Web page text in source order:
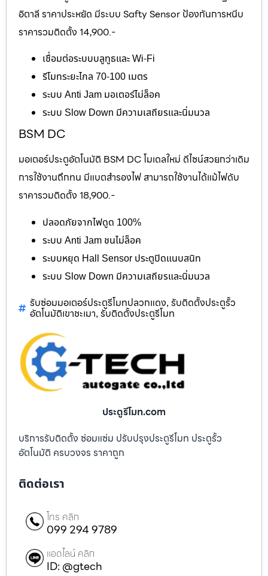
อิตาลี ราคาประหยัด มีระบบ Safty Sensor ป้องกันการหนีบ
ราคารวมติดตั้ง 14,900.-
เชื่อมต่อระบบบลูทูธและ Wi-Fi
รีโมทระยะไกล 70-100 เมตร
ระบบ Anti Jam มอเตอร์ไม่ล็อค
ระบบ Slow Down มีความเสถียรและนิ่มนวล
BSM DC
มอเตอร์ประตูอัตโนมัติ BSM DC โมเดลใหม่ ดีไซน์สวยกว่าเดิม
การใช้งานถึกทน มีแบตสำรองไฟ สามารถใช้งานได้แม้ไฟดับ
ราคารวมติดตั้ง 18,900.-
ปลอดภัยจากไฟดูด 100%
ระบบ Anti Jam ชนไม่ล็อค
ระบบหยุด Hall Sensor ประตูปิดแนบสนิท
ระบบ Slow Down มีความเสถียรและนิ่มนวล
รับซ่อมมอเตอร์ประตูรีโมทปลวกแดง, รับติดตั้งประตูรั้ว
อัตโนมัติเขาชะเมา, รับติดตั้งประตูรีโมท
ประตูรีโมท.com
บริการรับติดตั้ง ซ่อมแซ่ม ปรับปรุงประตูรีโมท ประตูรั้ว
อัตโนมัติ ครบวงจร ราคาถูก
ติดต่อเรา
โทร คลิก
099 294 9789
แอดไลน์ คลิก
ID: @gtech